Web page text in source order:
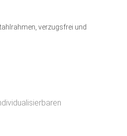
verzugsfrei und